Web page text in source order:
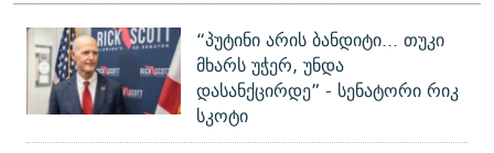
“პუტინი არის ბანდიტი... თუკი
მხარს უჭერ, უნდა
დასანქცირდე” - სენატორი რიკ
სკოტი